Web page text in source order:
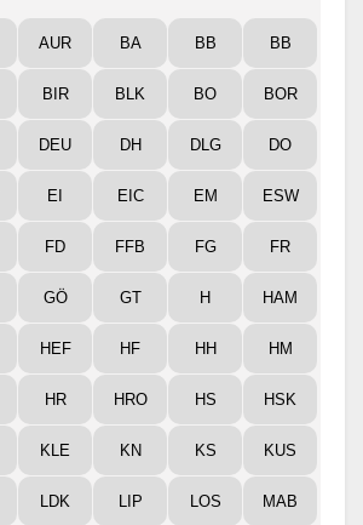
AUR BA BB BB
BIR BLK BO BOR
DEU DH DLG DO
EI EIC EM ESW
FD FFB FG FR
GÖ GT H HAM
HEF HF HH HM
HR HRO HS HSK
KLE KN KS KUS
LDK LIP LOS MAB